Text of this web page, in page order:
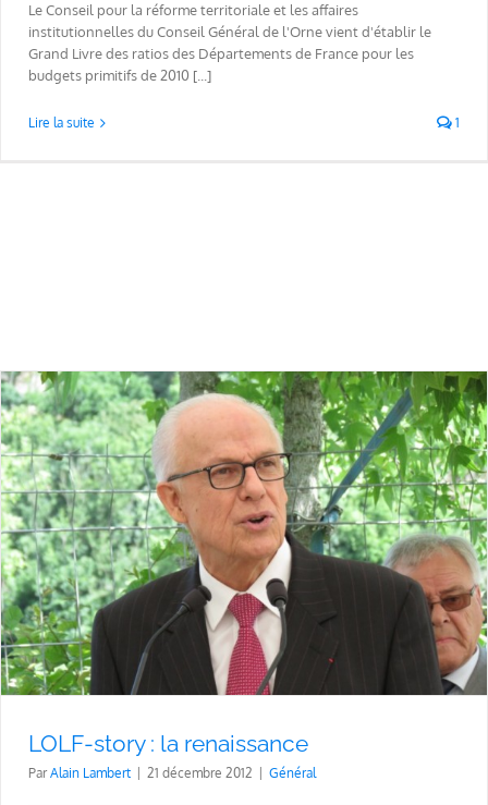
Le Conseil pour la réforme territoriale et les affaires
institutionnelles du Conseil Général de l'Orne vient d'établir le
Grand Livre des ratios des Départements de France pour les
budgets primitifs de 2010 [...]
Lire la suite 1
LOLF-story : la renaissance
ParAlain Lambert 21 décembre 2012 Général